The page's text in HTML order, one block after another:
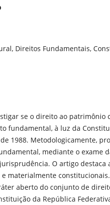
Direitos Fundamentais,
se o direito ao patrimônio
fundamental, à luz da
1988. Metodologicamente,
mediante o exame
O artigo destaca
materialmente constitucionais.
aberto do conjunto de
da República